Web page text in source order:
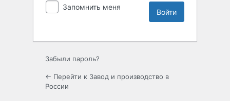
Запомнить меня
Забыли пароль?
← Перейти к Завод и производство в
России